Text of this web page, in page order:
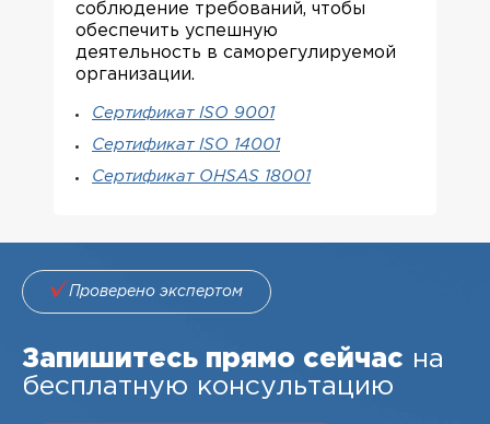
соблюдение требований, чтобы
обеспечить успешную
деятельность в саморегулируемой
организации.
Сертификат ISO 9001
Сертификат ISO 14001
Сертификат OHSAS 18001
Проверено экспертом
Запишитесь прямо сейчас на
бесплатную консультацию